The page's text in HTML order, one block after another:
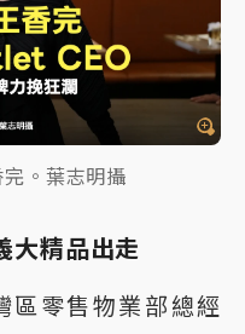
。葉志明攝
精品出走
區零售物業部總經